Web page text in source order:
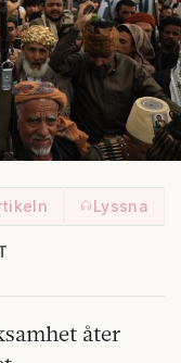
Lyssna
åter